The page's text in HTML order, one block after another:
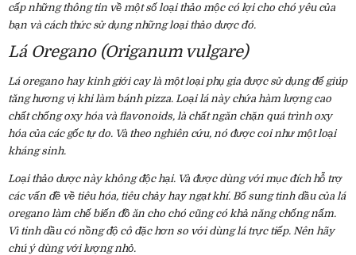
cấp những thông tin về một số loại thảo mộc có lợi cho chó yêu của
bạn và cách thức sử dụng những loại thảo dược đó.
Lá Oregano (Origanum vulgare)
Lá oregano hay kinh giới cay là một loại phụ gia được sử dụng để giúp
tăng hương vị khi làm bánh pizza. Loại lá này chứa hàm lượng cao
chất chống oxy hóa và flavonoids, là chất ngăn chặn quá trình oxy
hóa của các gốc tự do. Và theo nghiên cứu, nó được coi như một loại
kháng sinh.
Loại thảo dược này không độc hại. Và được dùng với mục đích hỗ trợ
các vấn đề về tiêu hóa, tiêu chảy hay ngạt khí. Bổ sung tinh dầu của lá
oregano làm chế biến đồ ăn cho chó cũng có khả năng chống nấm.
Vì tinh dầu có nồng độ cô đặc hơn so với dùng lá trực tiếp. Nên hãy
chú ý dùng với lượng nhỏ.